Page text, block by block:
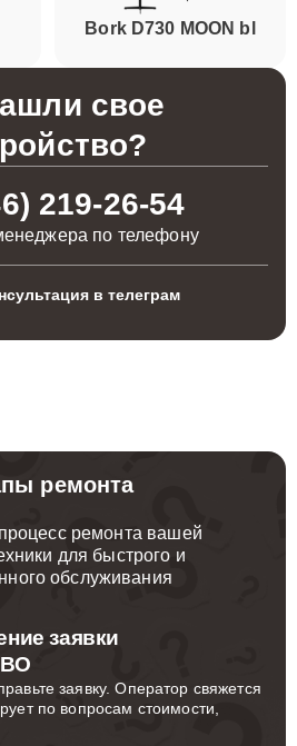
Bork D730 MOON bl
свое
219-26-54
по телефону
в телеграм
ремонта
ремонта вашей
для быстрого и
обслуживания
заявки
заявку. Оператор свяжется
по вопросам стоимости,